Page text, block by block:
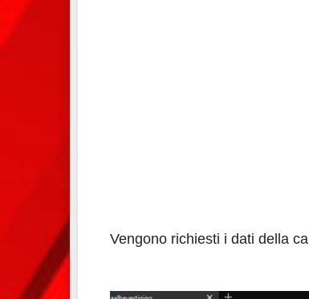
Vengono richiesti i dati della